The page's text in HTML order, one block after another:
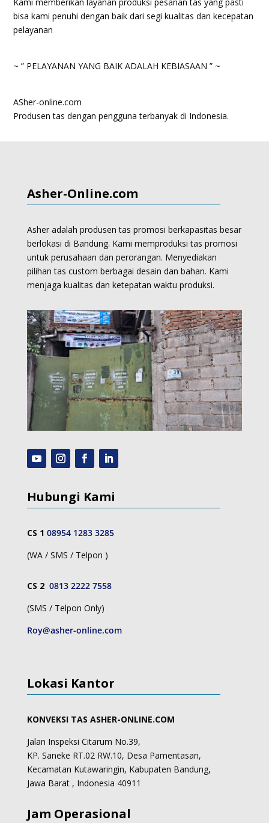
bisa kami penuhi dengan baik dari segi kualitas dan kecepatan
pelayanan
~ ” PELAYANAN YANG BAIK ADALAH KEBIASAAN ” ~
ASher-online.com
Produsen tas dengan pengguna terbanyak di Indonesia.
Asher-Online.com
Asher adalah produsen tas promosi berkapasitas besar
berlokasi di Bandung. Kami memproduksitas promosi
untuk perusahaan dan perorangan. Menyediakan
pilihan tas custom berbagai desain dan bahan. Kami
menjaga kualitas dan ketepatan waktu produksi.
Hubungi Kami
CS 1 08954 1283 3285
(WA / SMS / Telpon )
CS 2 0813 2222 7558
(SMS / Telpon Only)
Roy@asher-online.com
Lokasi Kantor
KONVEKSI TAS ASHER-ONLINE.COM
Jalan Inspeksi Citarum No.39,
KP. Saneke RT.02 RW.10, Desa Pamentasan,
Kecamatan Kutawaringin, Kabupaten Bandung,
Jawa Barat , Indonesia 40911
Jam Operasional